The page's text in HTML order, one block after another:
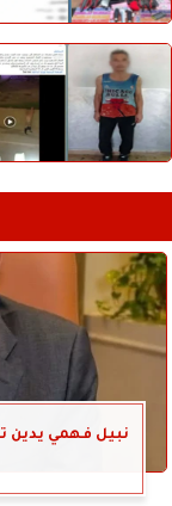
نبيل فهمي يدين